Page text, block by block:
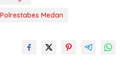
Polrestabes Medan